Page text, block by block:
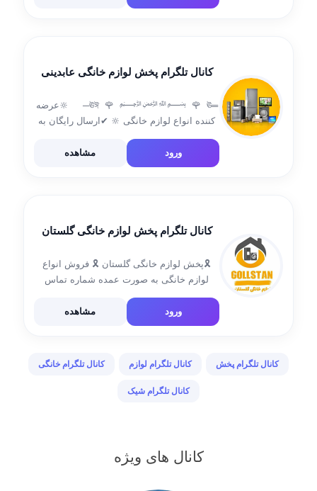
کانال تلگرام پخش لوازم خانگی عابدینی
═ঊঈ 🌹 ﷽ 🌹 ঊ─ 🔆عرضه
کننده انواع لوازم خانگی 🔆 ✔ارسال رایگان به
✔پرداخت وجه بعدتحویل کالا ✔جهت سفارش
کالا با شماره های زیر تاس بگیرید […]
ورود مشاهده
کانال تلگرام پخش لوازم خانگی گلستان
🎗️پخش لوازم خانگی گلستان 🎗️ فروش انواع
لوازم خانگی به صورت عمده شماره تماس
ورود
مشاهده
کانال تلگرام پخش کانال تلگرام لوازم کانال تلگرام خانگی
کانال تلگرام شیک
کانال های ویژه